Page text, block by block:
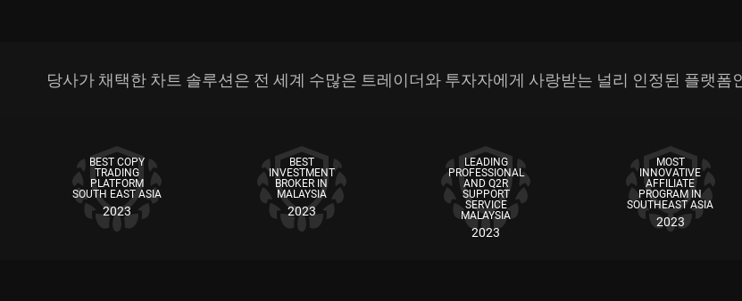
당사가 채택한 차트 솔루션은 전 세계 수많은 트레이더와 투자자에게 사랑받는 널리 인정된 플랫폼
BEST COPY
TRADING
PLATFORM
SOUTH EAST ASIA
2023
BEST
INVESTMENT
BROKER IN
MALAYSIA
2023
LEADING
PROFESSIONAL
AND Q2R
SUPPORT
SERVICE
MALAYSIA
2023
MOST
INNOVATIVE
AFFILIATE
PROGRAM IN
SOUTHEAST ASIA
2023